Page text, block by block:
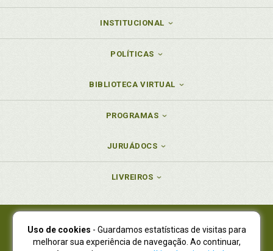
INSTITUCIONAL
POLÍTICAS
BIBLIOTECA VIRTUAL
PROGRAMAS
JURUÁDOCS
LIVREIROS
Juruá Editora Ltda., CNPJ 77.535.508/0001-19
Juruá Informática Ltda., CNPJ 01.701.561/0001-80
Uso de cookies - Guardamos estatísticas de visitas para
melhorar sua experiência de navegação. Ao continuar,